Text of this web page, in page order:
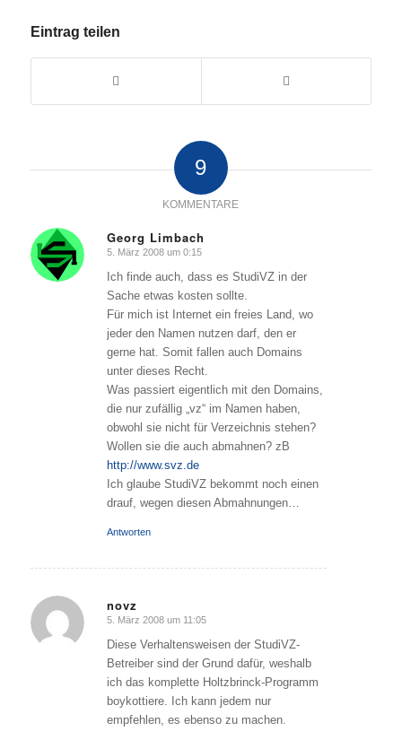
Eintrag teilen
9
KOMMENTARE
Georg Limbach
sagte:
5. März 2008 um 0:15
Ich finde auch, dass es StudiVZ in der
Sache etwas kosten sollte.
Für mich ist Internet ein freies Land, wo
jeder den Namen nutzen darf, den er
gerne hat. Somit fallen auch Domains
unter dieses Recht.
Was passiert eigentlich mit den Domains,
die nur zufällig „vz“ im Namen haben,
obwohl sie nicht für Verzeichnis stehen?
Wollen sie die auch abmahnen? zB
http://www.svz.de
Ich glaube StudiVZ bekommt noch einen
drauf, wegen diesen Abmahnungen…
Antworten
novz
sagte:
5. März 2008 um 11:05
Diese Verhaltensweisen der StudiVZ-
Betreiber sind der Grund dafür, weshalb
ich das komplette Holtzbrinck-Programm
boykottiere. Ich kann jedem nur
empfehlen, es ebenso zu machen.